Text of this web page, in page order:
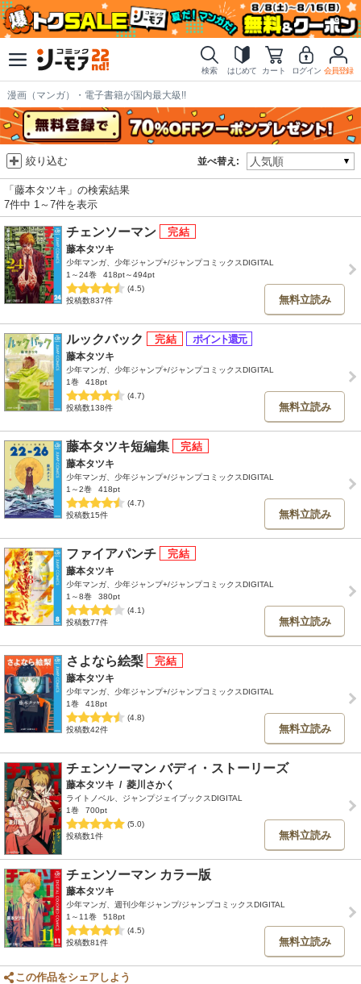
検索 はじめて カート ログイン 会員登録
漫画（マンガ）・電子書籍が国内最大級!!
並べ替え:
絞り込む
「藤本タツキ」の検索結果
7件中 1～7件を表示
チェンソーマン
藤本タツキ
少年マンガ、少年ジャンプ+/ジャンプコミックスDIGITAL
1～24巻
418pt～494pt
(4.5)
投稿数837件
無料立読み
ルックバック
藤本タツキ
少年マンガ、少年ジャンプ+/ジャンプコミックスDIGITAL
1巻
418pt
(4.7)
投稿数138件
無料立読み
藤本タツキ短編集
藤本タツキ
少年マンガ、少年ジャンプ+/ジャンプコミックスDIGITAL
1～2巻
418pt
(4.7)
投稿数15件
無料立読み
ファイアパンチ
藤本タツキ
少年マンガ、少年ジャンプ+/ジャンプコミックスDIGITAL
1～8巻
380pt
(4.1)
投稿数77件
無料立読み
さよなら絵梨
藤本タツキ
少年マンガ、少年ジャンプ+/ジャンプコミックスDIGITAL
1巻
418pt
(4.8)
投稿数42件
無料立読み
チェンソーマン バディ・ストーリーズ
藤本タツキ / 菱川さかく
ライトノベル、ジャンプジェイブックスDIGITAL
1巻
700pt
(5.0)
投稿数1件
無料立読み
チェンソーマン カラー版
藤本タツキ
少年マンガ、週刊少年ジャンプ/ジャンプコミックスDIGITAL
1～11巻
518pt
(4.5)
投稿数81件
無料立読み
この作品をシェアしよう